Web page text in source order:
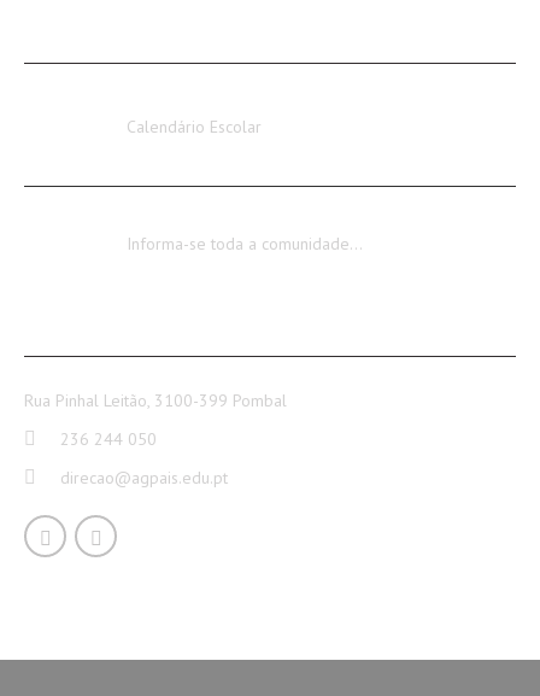
Calendário Escolar
Informa-se toda a comunidade…
Rua Pinhal Leitão, 3100-399 Pombal
236 244 050
direcao@agpais.edu.pt